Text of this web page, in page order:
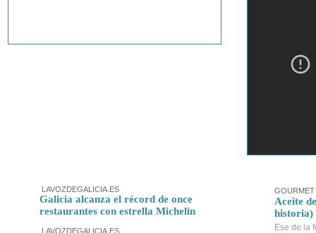
LAVOZDEGALICIA.ES
Galicia alcanza el récord de once
restaurantes con estrella Michelin
LAVOZDEGALICIA.ES
Aceite
historia)
Ese de la